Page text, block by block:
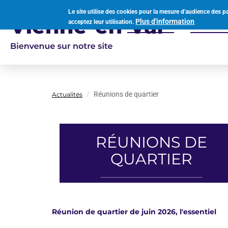
Le site utilise des cookies pour la mesure d'audience des
acceptez leur utilisation. Plus d'information
principal
principale
Votre mairie
Actualités Réunions de quartier
RÉUNIONS DE
QUARTIER
Réunion de quartier de juin 2026, l'essentiel